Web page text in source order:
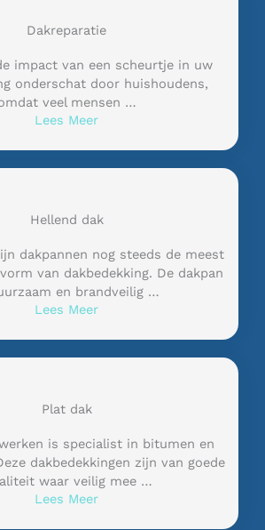
Dakreparatie
impact van een scheurtje in uw
onderschat door huishoudens,
veel mensen …
Lees Meer
Hellend dak
dakpannen nog steeds de meest
van dakbedekking. De dakpan
en brandveilig …
Lees Meer
Plat dak
is specialist in bitumen en
dakbedekkingen zijn van goede
waar veilig mee …
Lees Meer